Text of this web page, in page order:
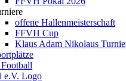
offene Hallenmeisterschaft
FFVH Cup
Klaus Adam Nikolaus